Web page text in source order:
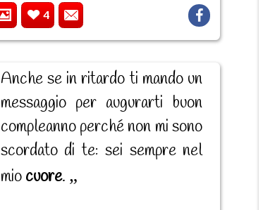
4
Anche se in ritardo ti mando un
messaggio per augurarti buon
compleanno perché non mi sono
scordato di te: sei sempre nel
mio cuore.